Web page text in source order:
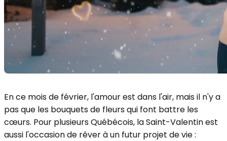
En ce mois de février, l'amour est dans l'air, mais il n'y a
pas que les bouquets de fleurs qui font battre les
cœurs. Pour plusieurs Québécois, la Saint-Valentin est
aussi l'occasion de rêver à un futur projet de vie :